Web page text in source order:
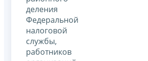
деления
Федеральной
налоговой
службы,
работников